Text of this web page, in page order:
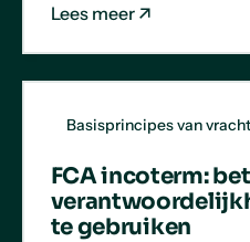
Lees meer
Basisprincipes van
FCA incoterm:
te gebruiken